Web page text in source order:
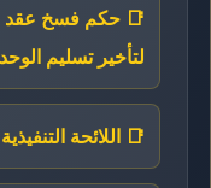
📑 حكم فسخ عقد
لتأخير تسليم
📑 اللائحة